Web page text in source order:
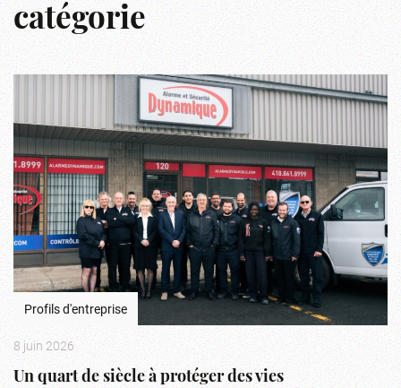
catégorie
Profils d'entreprise
8 juin 2026
Un quart de siècle à protéger des vies